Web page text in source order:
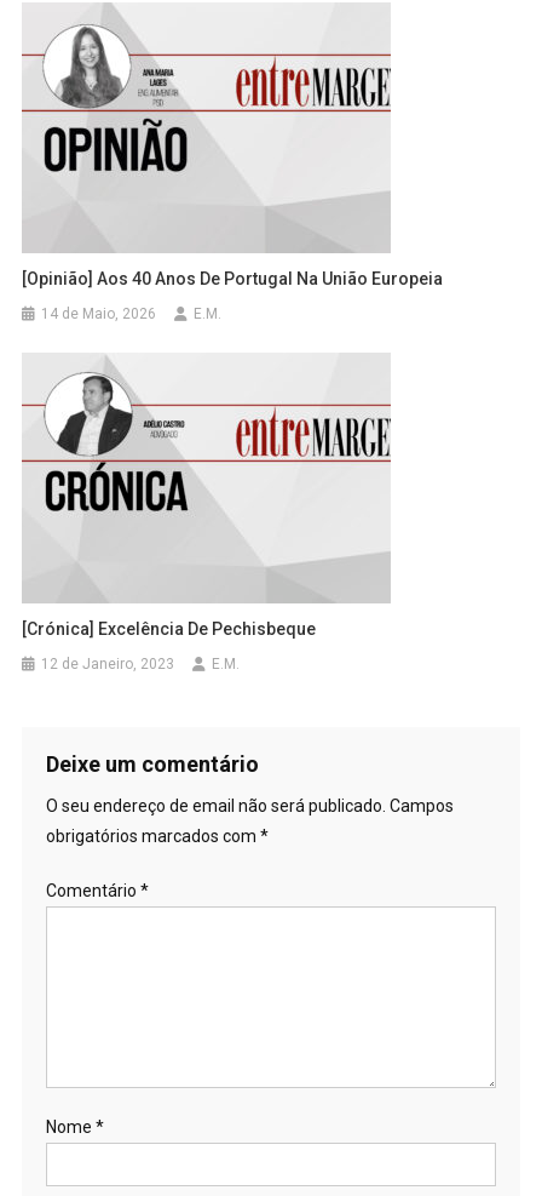
[Opinião] Aos 40 Anos De Portugal Na União Europeia
14 de Maio, 2026 E.M.
[Crónica] Excelência De Pechisbeque
12 de Janeiro, 2023 E.M.
Deixe um comentário
O seu endereço de email não será publicado. Campos
obrigatórios marcados com *
Comentário *
Nome *